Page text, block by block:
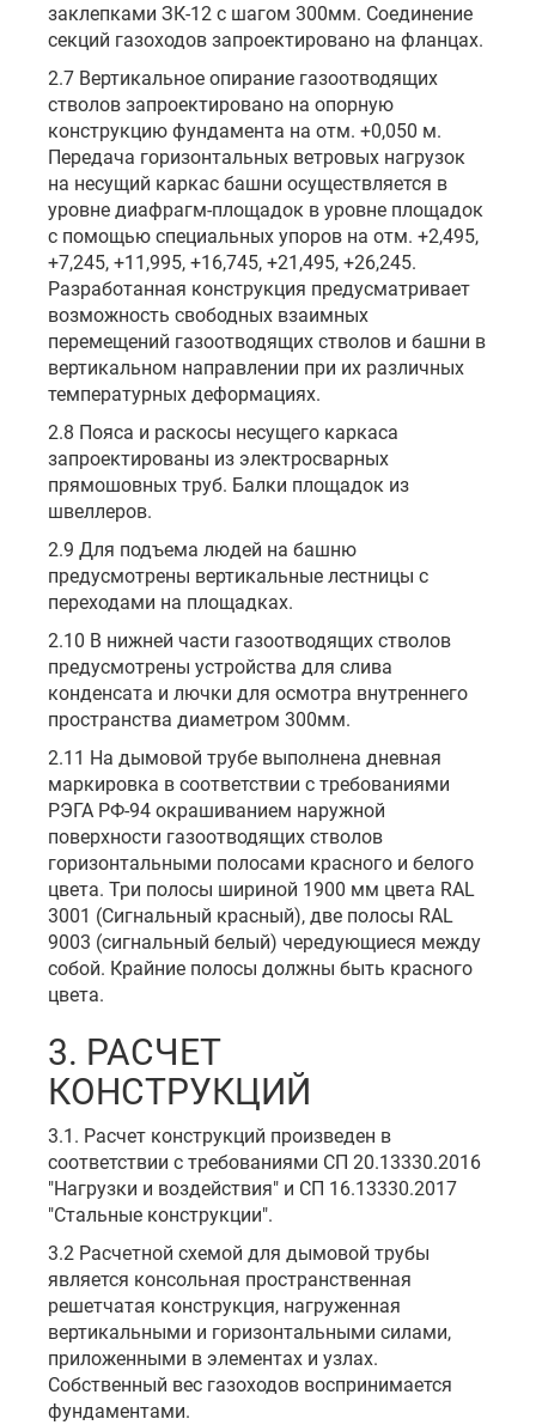
заклепками ЗК-12 с шагом 300мм. Соединение
секций газоходов запроектировано на фланцах.
2.7 Вертикальное опирание газоотводящих
стволов запроектировано на опорную
конструкцию фундамента на отм. +0,050 м.
Передача горизонтальных ветровых нагрузок
на несущий каркас башни осуществляется в
уровне диафрагм-площадок в уровне площадок
с помощью специальных упоров на отм. +2,495,
+7,245, +11,995, +16,745, +21,495, +26,245.
Разработанная конструкция предусматривает
возможность свободных взаимных
перемещений газоотводящих стволов и башни в
вертикальном направлении при их различных
температурных деформациях.
2.8 Пояса и раскосы несущего каркаса
запроектированы из электросварных
прямошовных труб. Балки площадок из
швеллеров.
2.9 Для подъема людей на башню
предусмотрены вертикальные лестницы с
переходами на площадках.
2.10 В нижней части газоотводящих стволов
предусмотрены устройства для слива
конденсата и лючки для осмотра внутреннего
пространства диаметром 300мм.
2.11 На дымовой трубе выполнена дневная
маркировка в соответствии с требованиями
РЭГА РФ-94 окрашиванием наружной
поверхности газоотводящих стволов
горизонтальными полосами красного и белого
цвета. Три полосы шириной 1900 мм цвета RAL
3001 (Сигнальный красный), две полосы RAL
9003 (сигнальный белый) чередующиеся между
собой. Крайние полосы должны быть красного
цвета.
3. РАСЧЕТ
КОНСТРУКЦИЙ
3.1. Расчет конструкций произведен в
соответствии с требованиями СП 20.13330.2016
"Нагрузки и воздействия" и СП 16.13330.2017
"Стальные конструкции".
3.2 Расчетной схемой для дымовой трубы
является консольная пространственная
решетчатая конструкция, нагруженная
вертикальными и горизонтальными силами,
приложенными в элементах и узлах.
Собственный вес газоходов воспринимается
фундаментами.